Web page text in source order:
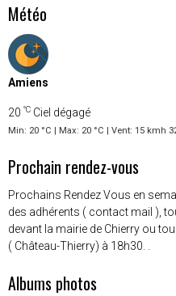
Météo
Amiens
20 °C Ciel dégagé
Min: 20 °C | Max: 20 °C | Vent: 15 kmh
Prochain rendez-vous
Prochains Rendez Vous en
des adhérents ( contact mail ),
devant la mairie de Chierry ou
( Château-Thierry) à 18h30. .
Albums photos